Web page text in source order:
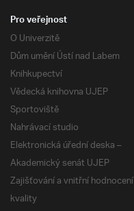
Pro veřejnost
O Univerzitě
Dům umění Ústí nad Labem
Knihkupectví
Vědecká knihovna UJEP
Sportoviště
Nahrávací studio
Elektronická úřední deska –
Akademický senát UJEP
Zajišťování a vnitřní hodnocení
kvality